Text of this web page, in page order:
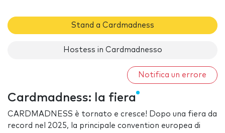
Stand a Cardmadness
Hostess in Cardmadnesso
Notifica un errore
Cardmadness: la fiera
CARDMADNESS è tornato e cresce! Dopo una fiera da
record nel 2025, la principale convention europea di